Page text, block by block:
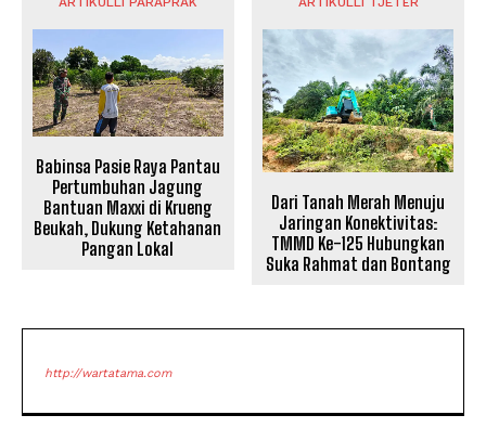
Babinsa Pasie Raya Pantau
Pertumbuhan Jagung
Bantuan Maxxi di Krueng
Beukah, Dukung Ketahanan
Pangan Lokal
Dari Tanah Merah Menuju
Jaringan Konektivitas:
TMMD Ke-125 Hubungkan
Suka Rahmat dan Bontang
http://wartatama.com